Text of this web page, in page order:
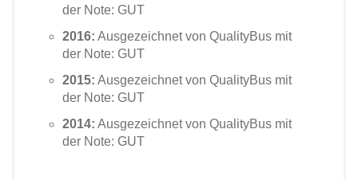
der Note: GUT
2016: Ausgezeichnet von QualityBus mit
der Note: GUT
2015: Ausgezeichnet von QualityBus mit
der Note: GUT
2014: Ausgezeichnet von QualityBus mit
der Note: GUT